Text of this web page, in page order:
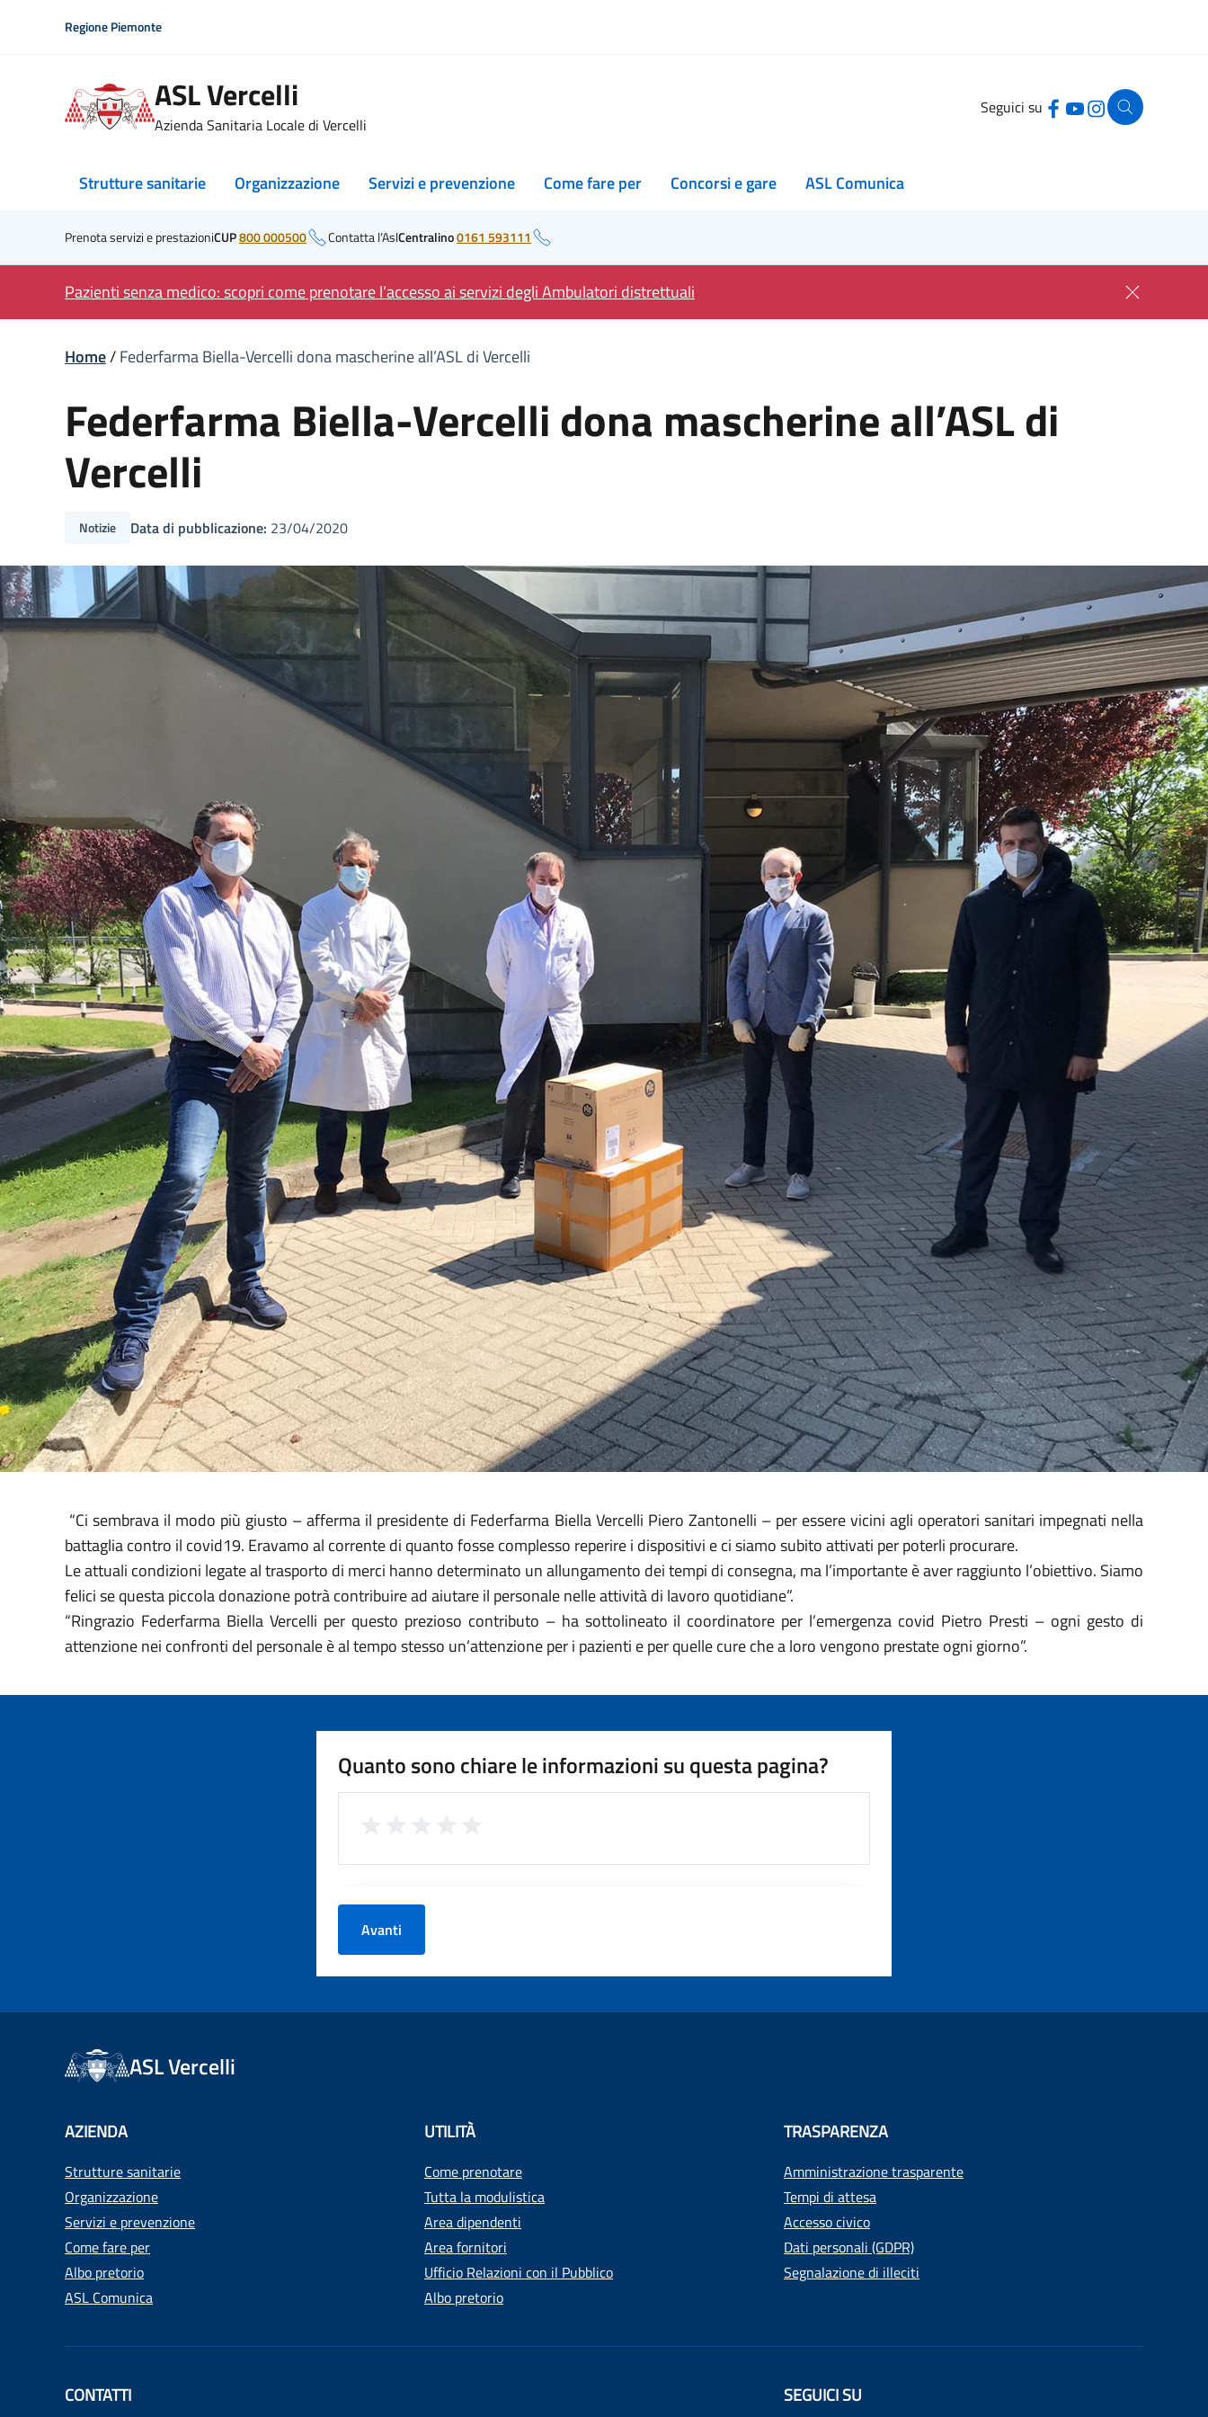
Regione Piemonte
ASL Vercelli
Azienda Sanitaria Locale di Vercelli
Seguici su
Strutture sanitarie Organizzazione Servizi e prevenzione Come fare per Concorsi e gare ASL Comunica
Prenota servizi e prestazioniCUP800 000500 Contatta l’AslCentralino0161 593111
Pazienti senza medico: scopri come prenotare l’accesso ai servizi degli Ambulatori distrettuali
Home/Federfarma Biella-Vercelli dona mascherine all’ASL di Vercelli
Federfarma Biella-Vercelli dona mascherine all’ASL di
Vercelli
Notizie Data di pubblicazione: 23/04/2020
“Ci sembrava il modo più giusto – afferma il presidente di Federfarma Biella Vercelli Piero Zantonelli – per essere vicini agli operatori sanitari impegnati nella
battaglia contro il covid19. Eravamo al corrente di quanto fosse complesso reperire i dispositivi e ci siamo subito attivati per poterli procurare.
Le attuali condizioni legate al trasporto di merci hanno determinato un allungamento dei tempi di consegna, ma l’importante è aver raggiunto l’obiettivo. Siamo
felici se questa piccola donazione potrà contribuire ad aiutare il personale nelle attività di lavoro quotidiane”.
“Ringrazio Federfarma Biella Vercelli per questo prezioso contributo – ha sottolineato il coordinatore per l’emergenza covid Pietro Presti – ogni gesto di
attenzione nei confronti del personale è al tempo stesso un’attenzione per i pazienti e per quelle cure che a loro vengono prestate ogni giorno”.
Quanto sono chiare le informazioni su questa pagina?
Avanti
ASL Vercelli
AZIENDA
Strutture sanitarie
Organizzazione
Servizi e prevenzione
Come fare per
Albo pretorio
ASL Comunica
UTILITÀ
Come prenotare
Tutta la modulistica
Area dipendenti
Area fornitori
Ufficio Relazioni con il Pubblico
Albo pretorio
TRASPARENZA
Amministrazione trasparente
Tempi di attesa
Accesso civico
Dati personali (GDPR)
Segnalazione di illeciti
CONTATTI SEGUICI SU